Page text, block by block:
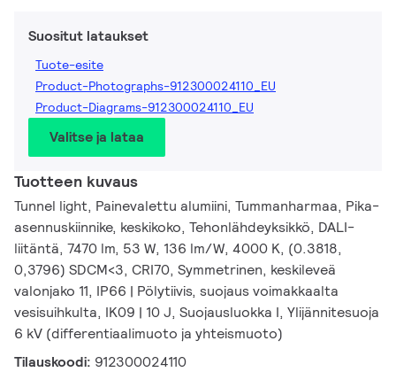
Suositut lataukset
Tuote-esite
Product-Photographs-912300024110_EU
Product-Diagrams-912300024110_EU
Valitse ja lataa
Tuotteen kuvaus
Tunnel light, Painevalettu alumiini, Tummanharmaa, Pika-
asennuskiinnike, keskikoko, Tehonlähdeyksikkö, DALI-
liitäntä, 7470 lm, 53 W, 136 lm/W, 4000 K, (0.3818,
0,3796) SDCM<3, CRI70, Symmetrinen, keskileveä
valonjako 11, IP66 | Pölytiivis, suojaus voimakkaalta
vesisuihkulta, IK09 | 10 J, Suojausluokka I, Ylijännitesuoja
6 kV (differentiaalimuoto ja yhteismuoto)
Tilauskoodi: 912300024110